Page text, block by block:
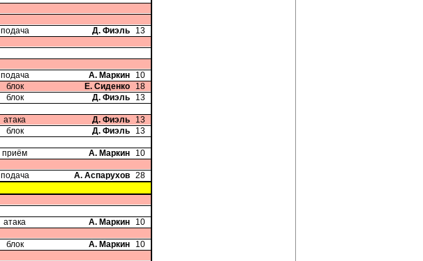
подача Д. Фиэль
13
подача А. Маркин
10
блок Е. Сиденко
18
блок Д. Фиэль
13
атака Д. Фиэль
13
блок Д. Фиэль
13
приём А. Маркин
10
подача А. Аспарухов 28
атака А. Маркин
10
блок А. Маркин
10